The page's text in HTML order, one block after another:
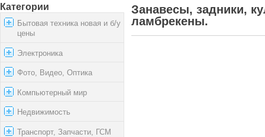
Категории
Бытовая техника новая и б/у
цены
Электроника
Фото, Видео, Оптика
Компьютерный мир
Недвижимость
Транспорт, Запчасти, ГСМ
Занавесы, задники,
ламбрекены.